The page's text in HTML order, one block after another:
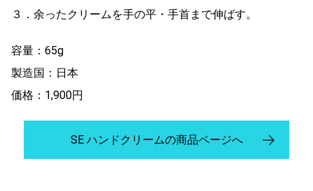
３．余ったクリームを手の平・手首まで伸ばす。
容量：65g
製造国：日本
価格：1,900円
SE ハンドクリームの商品ページへ